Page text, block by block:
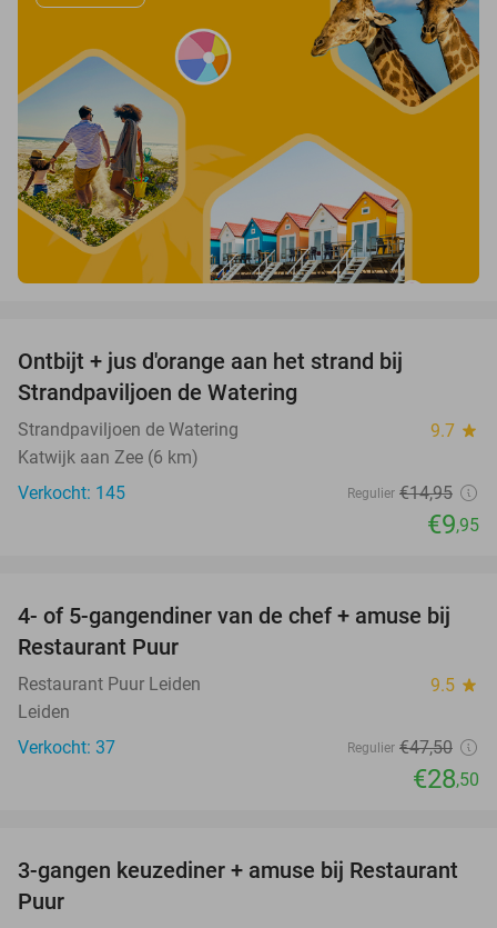
Ontbijt + jus d'orange aan het strand bij
Strandpaviljoen de Watering
Strandpaviljoen de Watering 9.7 star
Katwijk aan Zee (6 km)
Verkocht: 145
Regulier €14,95
€9,95
40%
4- of 5-gangendiner van de chef + amuse bij
Restaurant Puur
Restaurant Puur Leiden 9.5 star
Leiden
Verkocht: 37
Regulier €47,50
€28,50
46%
3-gangen keuzediner + amuse bij Restaurant
Puur